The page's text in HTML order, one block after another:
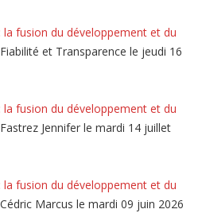
la fusion du développement et du
et Transparence le jeudi 16
la fusion du développement et du
Jennifer le mardi 14 juillet
la fusion du développement et du
Marcus le mardi 09 juin 2026